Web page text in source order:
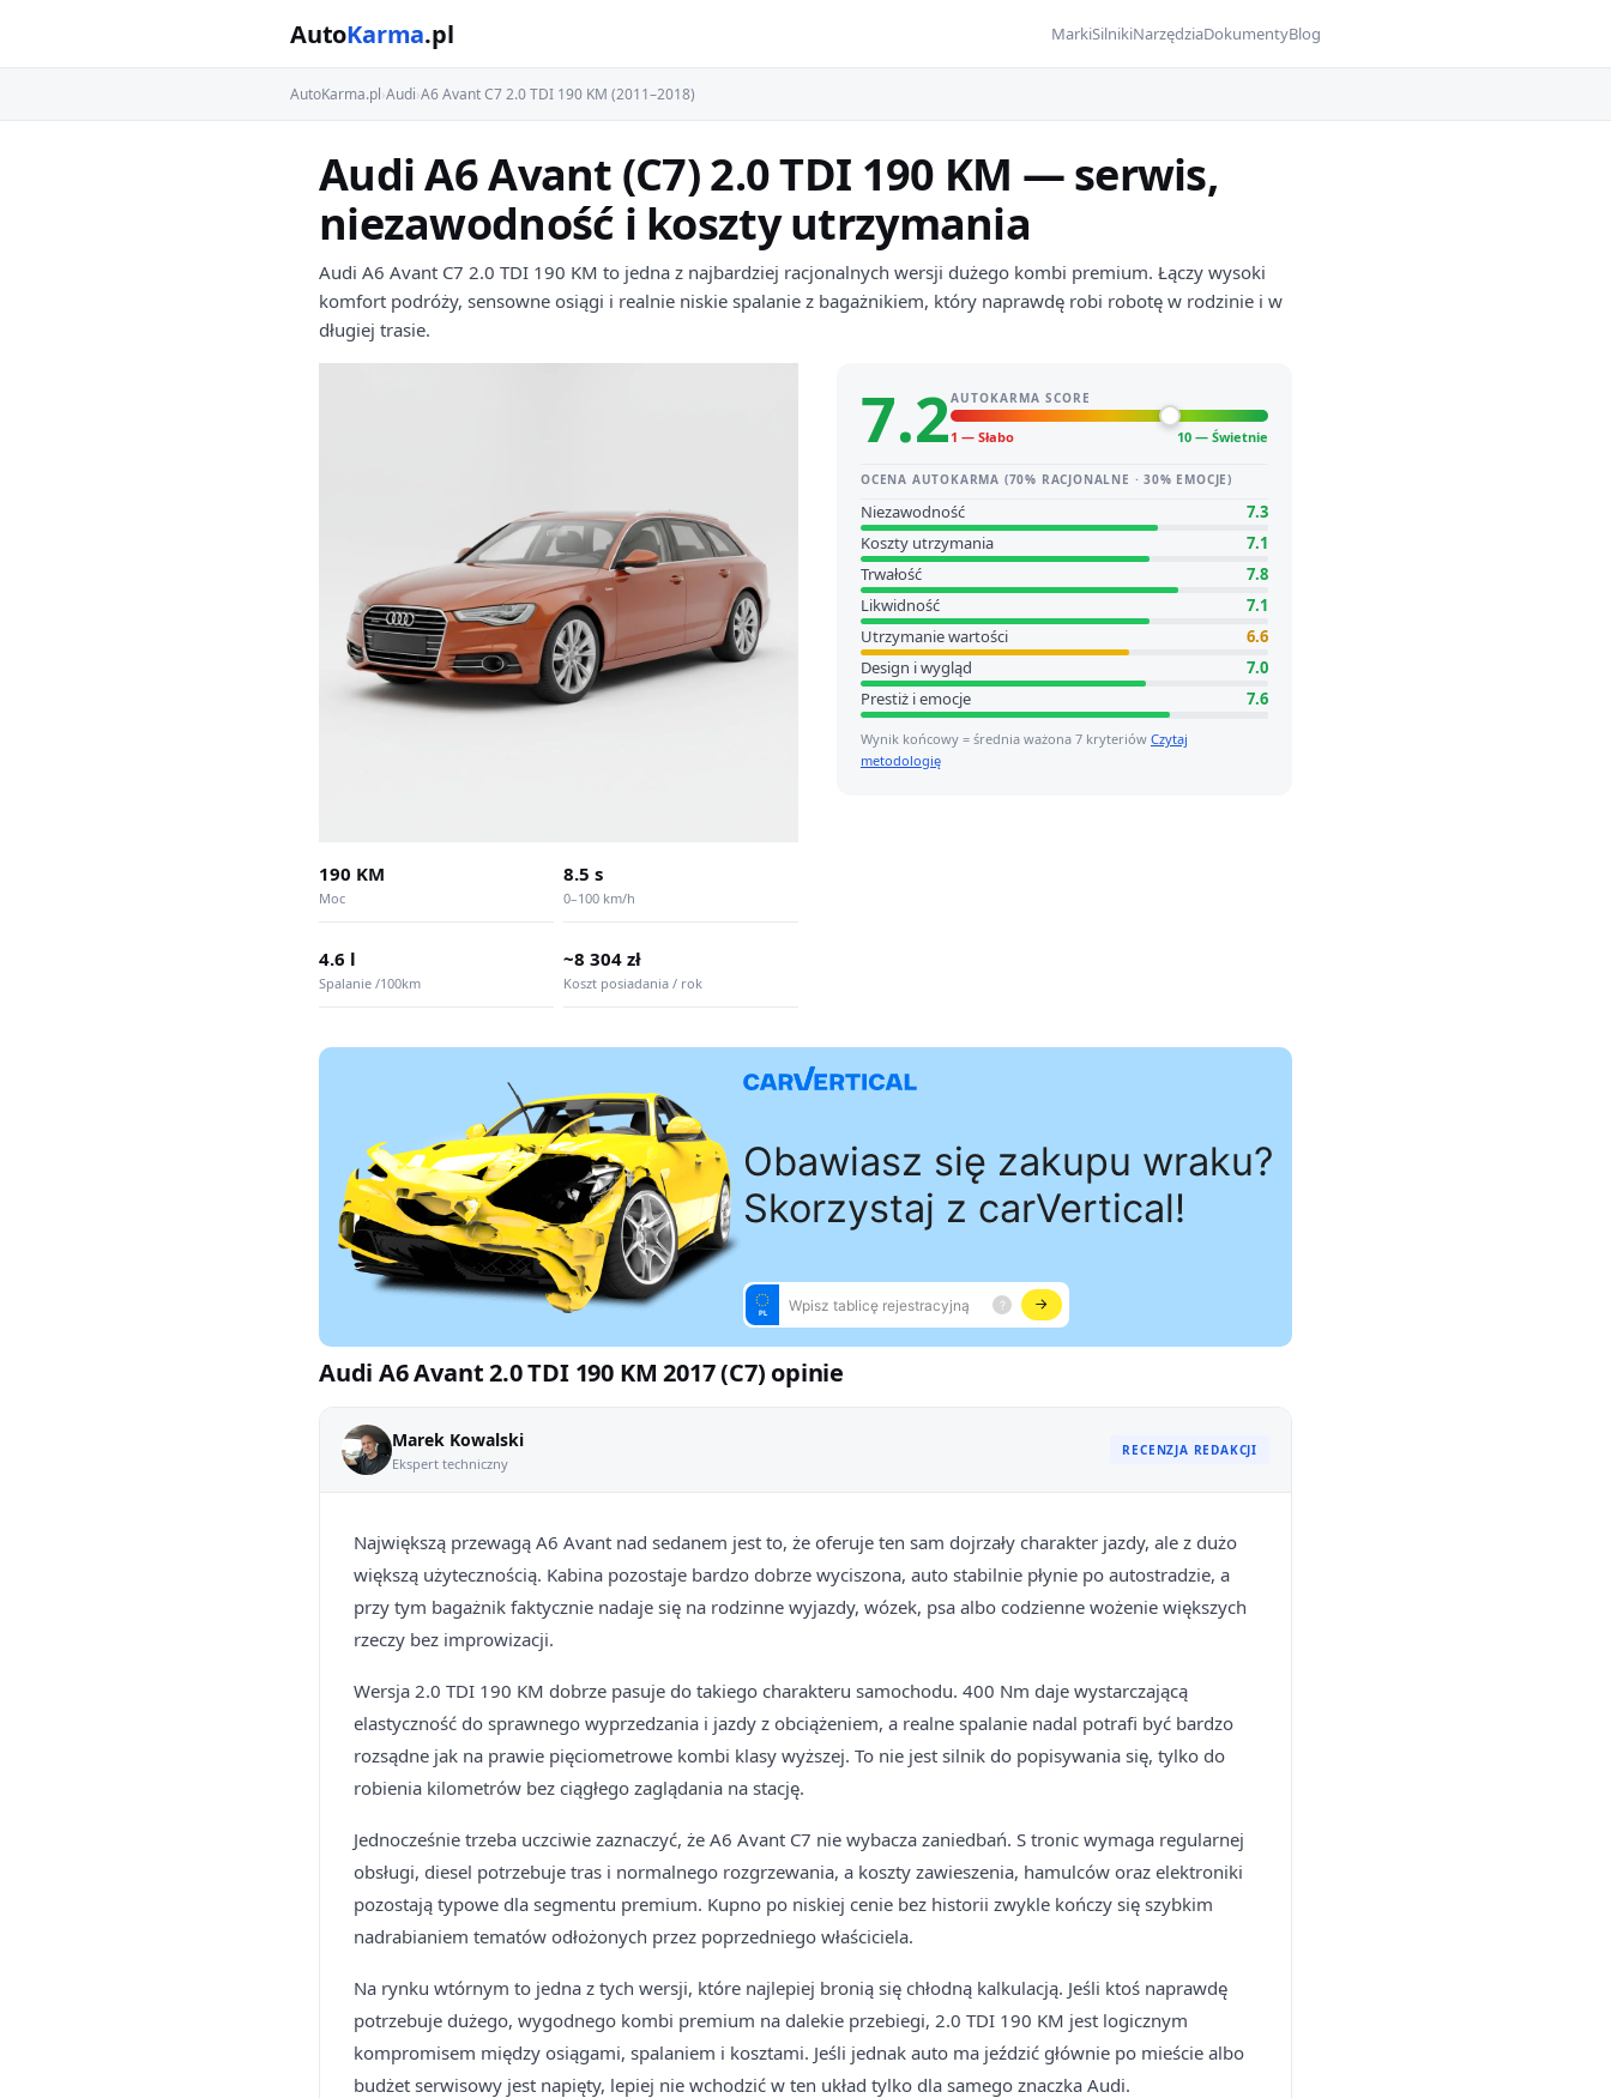
AutoKarma.pl MarkiSilnikiNarzędziaDokumentyBlog
AutoKarma.pl›Audi›A6 Avant C7 2.0 TDI 190 KM (2011–2018)
Audi A6 Avant (C7) 2.0 TDI 190 KM — serwis,
niezawodność i koszty utrzymania
Audi A6 Avant C7 2.0 TDI 190 KM to jedna z najbardziej racjonalnych wersji dużego kombi premium. Łączy wysoki
komfort podróży, sensowne osiągi i realnie niskie spalanie z bagażnikiem, który naprawdę robi robotę w rodzinie i w
długiej trasie.
190 KM
Moc
8.5 s
0–100 km/h
4.6 l
Spalanie /100km
~8 304 zł
Koszt posiadania / rok
7.2AUTOKARMA SCORE
1 — Słabo 10 — Świetnie
OCENA AUTOKARMA (70% RACJONALNE · 30% EMOCJE)
Niezawodność
7.3
Koszty utrzymania
7.1
Trwałość
7.8
Likwidność
7.1
Utrzymanie wartości
6.6
Design i wygląd
7.0
Prestiż i emocje
7.6
Wynik końcowy = średnia ważona 7 kryteriów Czytaj
metodologię
Audi A6 Avant 2.0 TDI 190 KM 2017 (C7) opinie
Marek Kowalski
Ekspert techniczny
RECENZJA REDAKCJI
Największą przewagą A6 Avant nad sedanem jest to, że oferuje ten sam dojrzały charakter jazdy, ale z dużo
większą użytecznością. Kabina pozostaje bardzo dobrze wyciszona, auto stabilnie płynie po autostradzie, a
przy tym bagażnik faktycznie nadaje się na rodzinne wyjazdy, wózek, psa albo codzienne wożenie większych
rzeczy bez improwizacji.
Wersja 2.0 TDI 190 KM dobrze pasuje do takiego charakteru samochodu. 400 Nm daje wystarczającą
elastyczność do sprawnego wyprzedzania i jazdy z obciążeniem, a realne spalanie nadal potrafi być bardzo
rozsądne jak na prawie pięciometrowe kombi klasy wyższej. To nie jest silnik do popisywania się, tylko do
robienia kilometrów bez ciągłego zaglądania na stację.
Jednocześnie trzeba uczciwie zaznaczyć, że A6 Avant C7 nie wybacza zaniedbań. S tronic wymaga regularnej
obsługi, diesel potrzebuje tras i normalnego rozgrzewania, a koszty zawieszenia, hamulców oraz elektroniki
pozostają typowe dla segmentu premium. Kupno po niskiej cenie bez historii zwykle kończy się szybkim
nadrabianiem tematów odłożonych przez poprzedniego właściciela.
Na rynku wtórnym to jedna z tych wersji, które najlepiej bronią się chłodną kalkulacją. Jeśli ktoś naprawdę
potrzebuje dużego, wygodnego kombi premium na dalekie przebiegi, 2.0 TDI 190 KM jest logicznym
kompromisem między osiągami, spalaniem i kosztami. Jeśli jednak auto ma jeździć głównie po mieście albo
budżet serwisowy jest napięty, lepiej nie wchodzić w ten układ tylko dla samego znaczka Audi.